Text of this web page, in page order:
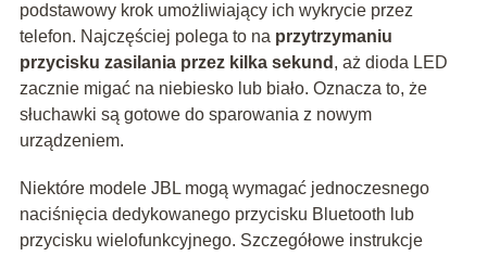
podstawowy krok umożliwiający ich wykrycie przez
telefon. Najczęściej polega to na przytrzymaniu
przycisku zasilania przez kilka sekund , aż dioda LED
zacznie migać na niebiesko lub biało. Oznacza to, że
słuchawki są gotowe do sparowania z nowym
urządzeniem.
Niektóre modele JBL mogą wymagać jednoczesnego
naciśnięcia dedykowanego przycisku Bluetooth lub
przycisku wielofunkcyjnego. Szczegółowe instrukcje